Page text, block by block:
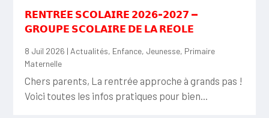
𝗥𝗘𝗡𝗧𝗥𝗘́𝗘 𝗦𝗖𝗢𝗟𝗔𝗜𝗥𝗘 𝟮𝟬𝟮𝟲-𝟮𝟬𝟮𝟳 —
𝗚𝗥𝗢𝗨𝗣𝗘 𝗦𝗖𝗢𝗟𝗔𝗜𝗥𝗘 𝗗𝗘 𝗟𝗔 𝗥𝗘́𝗢𝗟𝗘
8 Juil 2026 | Actualités, Enfance, Jeunesse, Primaire
Maternelle
Chers parents, La rentrée approche à grands pas !
Voici toutes les infos pratiques pour bien...